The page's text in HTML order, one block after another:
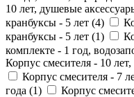
10 лет, душевые
кранбуксы - 5 лет (4)
кранбуксы - 5 лет (1)
комплекте - 1 год,
Корпус смесителя - 10
Корпус смесителя - 7
года (1)
Корпус